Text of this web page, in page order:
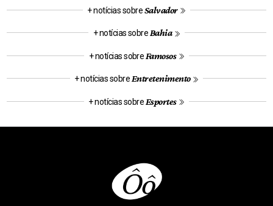
+ notícias sobreSalvador
+ notícias sobre Bahia
+ notícias sobre Famosos
+ notícias sobre Entretenimento
+ notícias sobre Esportes